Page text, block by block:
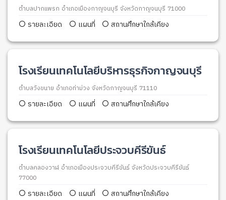
ตำบลปากแพรก อำเภอเมืองกาญจนบุรี จังหวัดกาญจนบุรี 71000
รายละเอียด แผนที่ สถานศึกษาใกล้เคียง
โรงเรียนเทคโนโลยีบริหารธุรกิจกาญจนบุรี
ตำบลวังขนาย อำเภอท่าม่วง จังหวัดกาญจนบุรี 71110
รายละเอียด แผนที่ สถานศึกษาใกล้เคียง
โรงเรียนเทคโนโลยีประจวบคีรีขันธ์
ตำบลคลองวาฬ อำเภอเมืองประจวบคีรีขันธ์ จังหวัดประจวบคีรีขันธ์
77000
รายละเอียด แผนที่ สถานศึกษาใกล้เคียง